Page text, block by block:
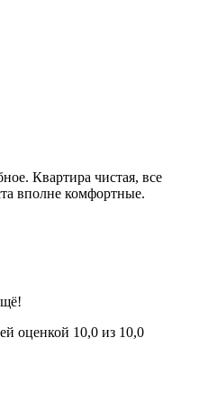
Квартира чистая, все
вполне комфортные.
оценкой 10,0 из 10,0